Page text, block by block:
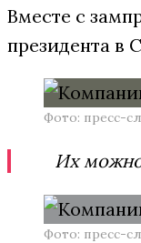
Вместе с
президента в
Фото: пресс-
Их можно
Фото: пресс-